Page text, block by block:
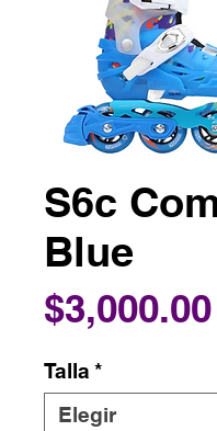
S6c
Blue
$3,000.00
Talla *